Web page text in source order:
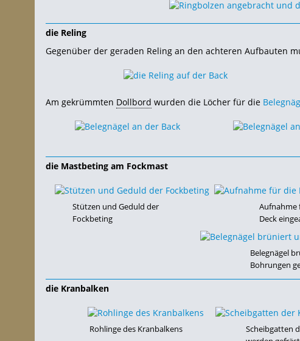
die Reling
Gegenüber der geraden Reling an den achteren Aufbauten
Am gekrümmten Dollbord wurden die Löcher für die
die Mastbeting am Fockmast
Stützen und Geduld der
Fockbeting
Aufnahme
Deck
Belegnägel
Bohrungen
die Kranbalken
Rohlinge des Kranbalkens
Scheibgatten